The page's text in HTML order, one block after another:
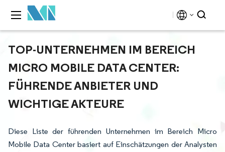
TOP-UNTERNEHMEN IM BEREICH
MICRO MOBILE DATA CENTER:
FÜHRENDE ANBIETER UND
WICHTIGE AKTEURE
Diese Liste der führenden Unternehmen im Bereich Micro
Mobile Data Center basiert auf Einschätzungen der Analysten